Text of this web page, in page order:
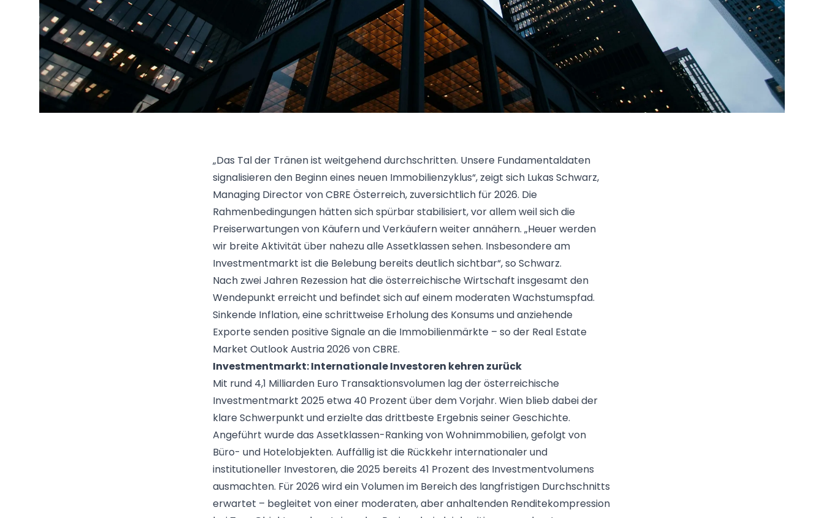
„Das Tal der Tränen ist weitgehend durchschritten. Unsere Fundamentaldaten
signalisieren den Beginn eines neuen Immobilienzyklus“, zeigt sich Lukas Schwarz,
Managing Director von CBRE Österreich, zuversichtlich für 2026. Die
Rahmenbedingungen hätten sich spürbar stabilisiert, vor allem weil sich die
Preiserwartungen von Käufern und Verkäufern weiter annähern. „Heuer werden
wir breite Aktivität über nahezu alle Assetklassen sehen. Insbesondere am
Investmentmarkt ist die Belebung bereits deutlich sichtbar“, so Schwarz.
Nach zwei Jahren Rezession hat die österreichische Wirtschaft insgesamt den
Wendepunkt erreicht und befindet sich auf einem moderaten Wachstumspfad.
Sinkende Inflation, eine schrittweise Erholung des Konsums und anziehende
Exporte senden positive Signale an die Immobilienmärkte – so der Real Estate
Market Outlook Austria 2026 von CBRE.
Investmentmarkt: Internationale Investoren kehren zurück
Mit rund 4,1 Milliarden Euro Transaktionsvolumen lag der österreichische
Investmentmarkt 2025 etwa 40 Prozent über dem Vorjahr. Wien blieb dabei der
klare Schwerpunkt und erzielte das drittbeste Ergebnis seiner Geschichte.
Angeführt wurde das Assetklassen-Ranking von Wohnimmobilien, gefolgt von
Büro- und Hotelobjekten. Auffällig ist die Rückkehr internationaler und
institutioneller Investoren, die 2025 bereits 41 Prozent des Investmentvolumens
ausmachten. Für 2026 wird ein Volumen im Bereich des langfristigen Durchschnitts
erwartet – begleitet von einer moderaten, aber anhaltenden Renditekompression